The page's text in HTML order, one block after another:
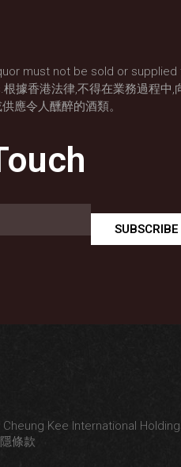
must not be sold or supplied
據香港法律,不得在業務過程中,
應令人醺醉的酒類。
SUBSCRIBE
Kee International
條款